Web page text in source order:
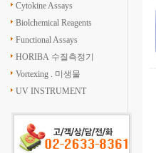
Cytokine Assays
Biolchemical Reagents
Functional Assays
HORIBA 수질측정기
Vortexing . 미생물
UV INSTRUMENT